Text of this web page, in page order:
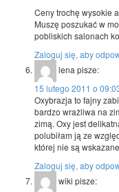
Ceny trochę wysokie
Muszę poszukać w
pobliskich salonach
Zaloguj się, aby
lena pisze:
15 lutego 2011 o
Oxybrazja to fajny
bardzo wrażliwa na
zimą. Oxy jest
polubiłam ją ze
której nie są
Zaloguj się, aby
wiki pisze: